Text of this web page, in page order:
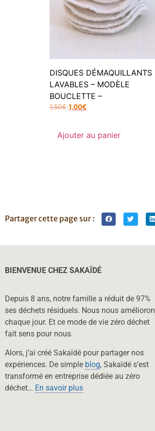
DISQUES DÉMAQUILLANTS
LAVABLES – MODÈLE
BOUCLETTE –
1,50€ 1,00€
Ajouter au panier
Partager cette page sur :
BIENVENUE CHEZ SAKAÏDÉ
Depuis 8 ans, notre famille a réduit de 97%
ses déchets résiduels. Nous nous
chaque jour. Et ce mode de vie zéro déchet
fait sens pour nous.
Alors, j’ai créé Sakaïdé pour partager nos
expériences. De simple blog, Sakaïdé s’est
transformé en entreprise dédiée au zéro
déchet… En savoir plus